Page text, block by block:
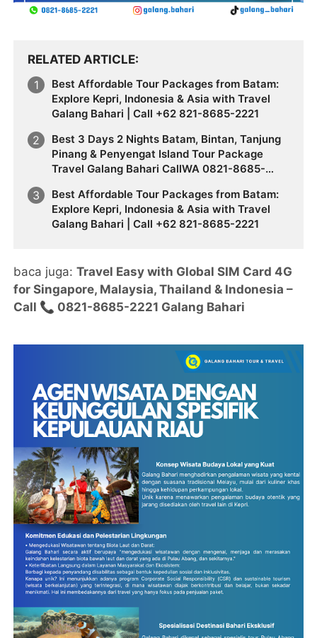
RELATED ARTICLE
Best Affordable Tour Packages from Batam:
Explore Kepri, Indonesia & Asia with Travel
Galang Bahari | Call +62 821-8685-2221
Best 3 Days 2 Nights Batam, Bintan, Tanjung
Pinang & Penyengat Island Tour Package
Travel Galang Bahari CallWA 0821-8685-
Best Affordable Tour Packages from Batam:
Explore Kepri, Indonesia & Asia with Travel
Galang Bahari | Call +62 821-8685-2221
baca juga:Travel Easy with Global SIM Card 4G
for Singapore, Malaysia, Thailand & Indonesia –
Call 📞 0821-8685-2221 Galang Bahari